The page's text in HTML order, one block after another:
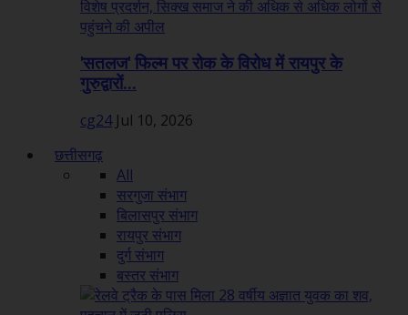
'सतलज' फिल्म पर रोक के विरोध में रायपुर के
गुरुद्वारों...
cg24 Jul 10, 2026
छत्तीसगढ़
All
सरगुजा संभाग
बिलासपुर संभाग
रायपुर संभाग
दुर्ग संभाग
बस्तर संभाग